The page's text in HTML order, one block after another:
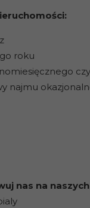
roku
najmu
nas na